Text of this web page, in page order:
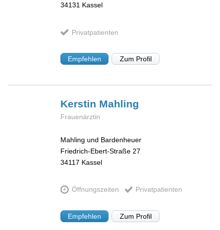
34131 Kassel
Privatpatienten
Empfehlen Zum Profil
Kerstin Mahling
Frauenärztin
Mahling und Bardenheuer
Friedrich-Ebert-Straße 27
34117 Kassel
Öffnungszeiten Privatpatienten
Empfehlen Zum Profil